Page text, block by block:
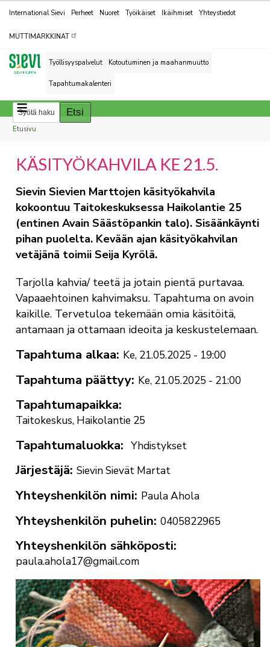
Kohderyhmät
International Sievi Perheet Nuoret Työikäiset Ikäihmiset Yhteystiedot
MUTTIMARKKINAT
Työllisyyspalvelut Kotoutuminen ja maahanmuutto
Tapahtumakalenteri
Breadcrumbs
You
here:
Etusivu
KÄSITYÖKAHVILA KE 21.5.
Sievin Sievien Marttojen käsityökahvila
kokoontuu Taitokeskuksessa Haikolantie 25
(entinen Avain Säästöpankin talo). Sisäänkäynti
pihan puolelta. Kevään ajan käsityökahvilan
vetäjänä toimii Seija Kyrölä.
Tarjolla kahvia/ teetä ja jotain pientä purtavaa.
Vapaaehtoinen kahvimaksu. Tapahtuma on avoin
kaikille. Tervetuloa tekemään omia käsitöitä,
antamaan ja ottamaan ideoita ja keskustelemaan.
Tapahtuma alkaa Ke, 21.05.2025 - 19:00
Tapahtuma päättyy Ke, 21.05.2025 - 21:00
Tapahtumapaikka
Taitokeskus, Haikolantie 25
Tapahtumaluokka Yhdistykset
Järjestäjä Sievin Sievät Martat
Yhteyshenkilön nimi Paula Ahola
Yhteyshenkilön puhelin 0405822965
Yhteyshenkilön sähköposti
paula.ahola17@gmail.com